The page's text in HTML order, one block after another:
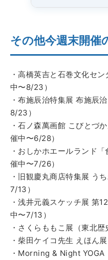
その他今週末開催
・高橋英吉と石巻文化セ
中〜8/23）
・布施辰治特集展 布施辰
8/23）
・石ノ森萬画館 こびとづ
催中〜6/28）
・おしかホエールランド
催中〜7/26）
・旧観慶丸商店特集展 う
7/13）
・浅井元義スケッチ展 第
中〜7/13）
・さくらももこ展（東北
・柴田ケイコ先生 えほん
・Morning & Night YOGA